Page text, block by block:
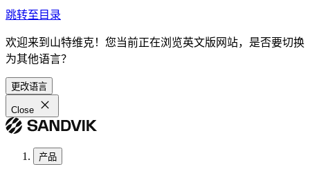
跳转至目录
欢迎来到山特维克！您当前正在浏览英文版网站，是否要切换
为其他语言？
更改语言
Close
产品